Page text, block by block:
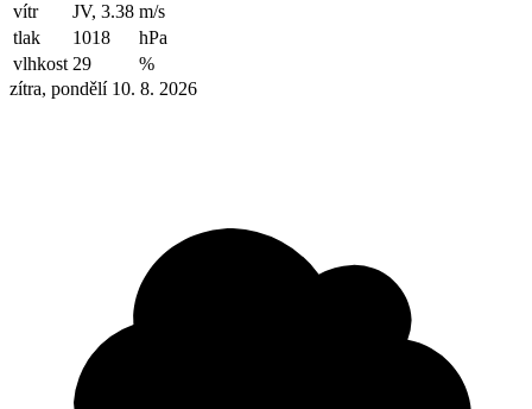
vítr
JV, 3.38 m/s
tlak
1018
hPa
vlhkost 29
%
zítra, pondělí 10. 8. 2026